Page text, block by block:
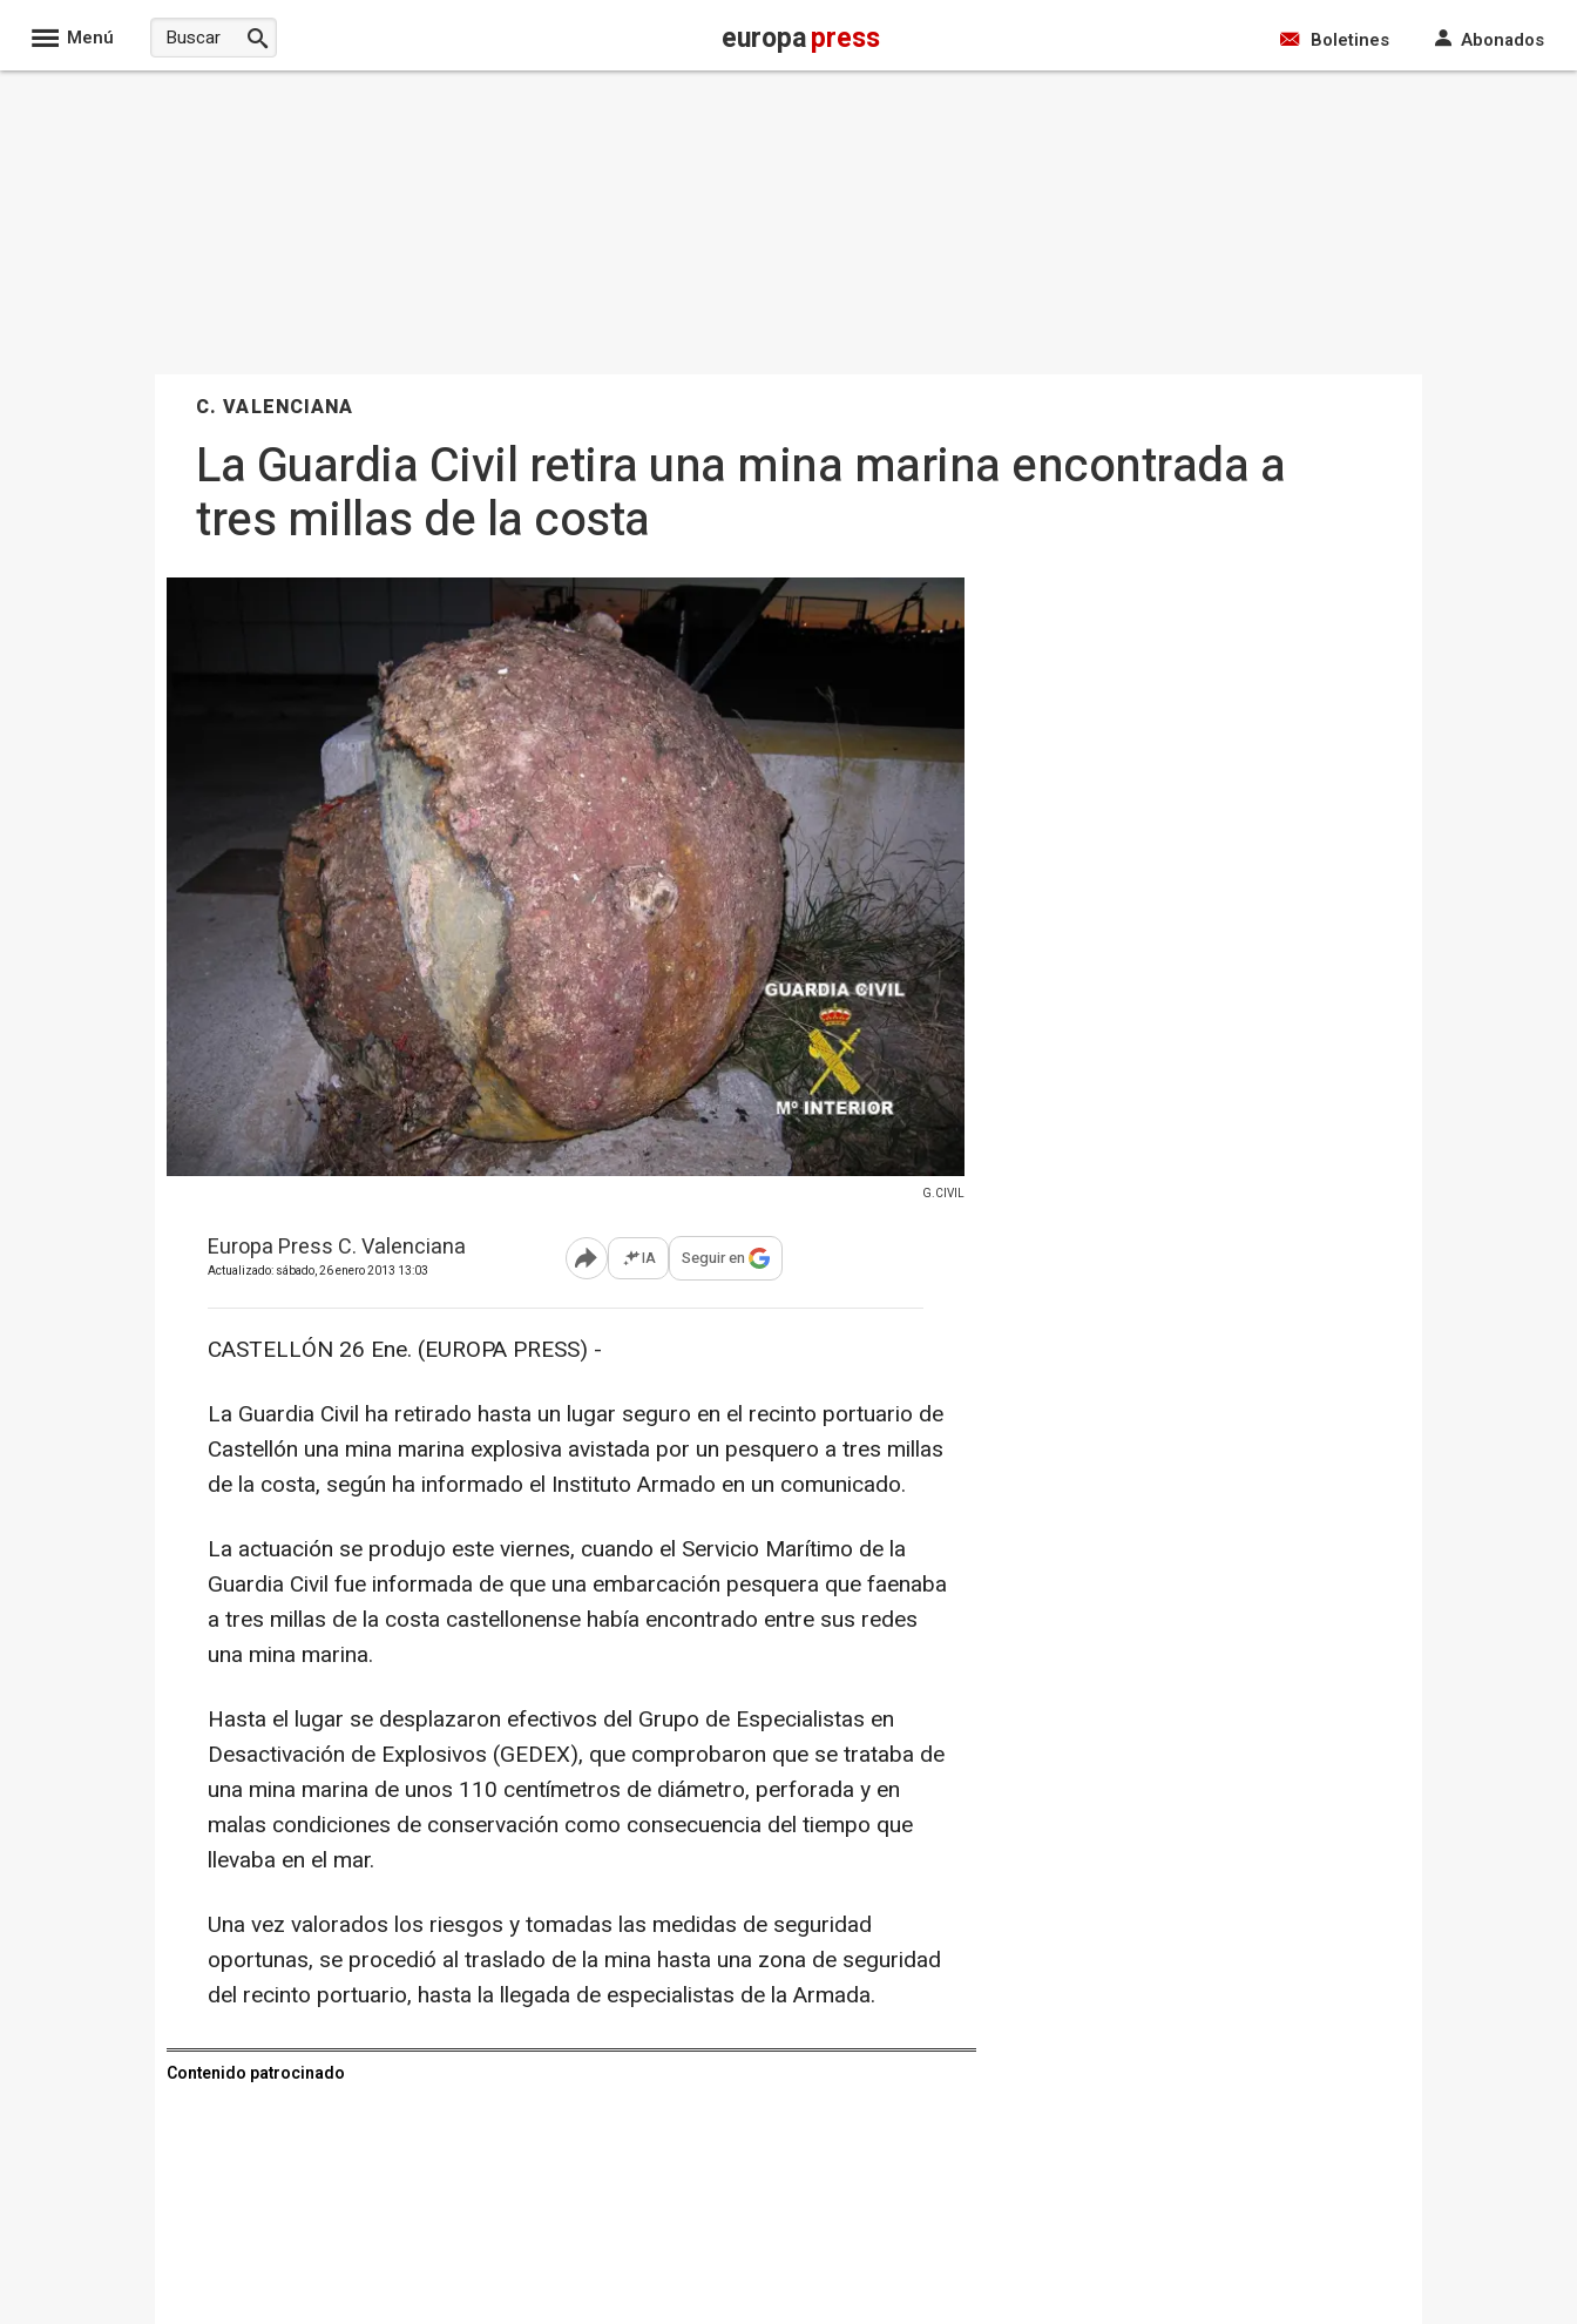
Menú europapress Boletines Abonados
C. VALENCIANA
La Guardia Civil retira una mina marina encontrada a
tres millas de la costa
G.CIVIL
Europa Press C. Valenciana
Actualizado: sábado, 26 enero 2013 13:03 Abrir opciones para compartir
IA Seguir en
CASTELLÓN 26 Ene. (EUROPA PRESS) -
La Guardia Civil ha retirado hasta un lugar seguro en el recinto portuario de
Castellón una mina marina explosiva avistada por un pesquero a tres millas
de la costa, según ha informado el Instituto Armado en un comunicado.
La actuación se produjo este viernes, cuando el Servicio Marítimo de la
Guardia Civil fue informada de que una embarcación pesquera que faenaba
a tres millas de la costa castellonense había encontrado entre sus redes
una mina marina.
Hasta el lugar se desplazaron efectivos del Grupo de Especialistas en
Desactivación de Explosivos (GEDEX), que comprobaron que se trataba de
una mina marina de unos 110 centímetros de diámetro, perforada y en
malas condiciones de conservación como consecuencia del tiempo que
llevaba en el mar.
Una vez valorados los riesgos y tomadas las medidas de seguridad
oportunas, se procedió al traslado de la mina hasta una zona de seguridad
del recinto portuario, hasta la llegada de especialistas de la Armada.
Contenido patrocinado